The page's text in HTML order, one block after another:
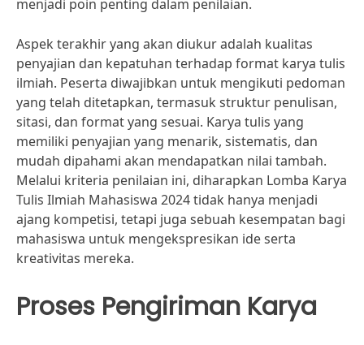
menjadi poin penting dalam penilaian.
Aspek terakhir yang akan diukur adalah kualitas
penyajian dan kepatuhan terhadap format karya tulis
ilmiah. Peserta diwajibkan untuk mengikuti pedoman
yang telah ditetapkan, termasuk struktur penulisan,
sitasi, dan format yang sesuai. Karya tulis yang
memiliki penyajian yang menarik, sistematis, dan
mudah dipahami akan mendapatkan nilai tambah.
Melalui kriteria penilaian ini, diharapkan Lomba Karya
Tulis Ilmiah Mahasiswa 2024 tidak hanya menjadi
ajang kompetisi, tetapi juga sebuah kesempatan bagi
mahasiswa untuk mengekspresikan ide serta
kreativitas mereka.
Proses Pengiriman Karya